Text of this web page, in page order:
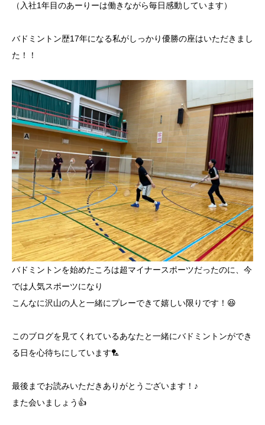
（入社1年目のあーりーは働きながら毎日感動しています）
バドミントン歴17年になる私がしっかり優勝の座はいただきまし
た！！
バドミントンを始めたころは超マイナースポーツだったのに、今
では人気スポーツになり
こんなに沢山の人と一緒にプレーできて嬉しい限りです！😆
このブログを見てくれているあなたと一緒にバドミントンができ
る日を心待ちにしています🏸
最後までお読みいただきありがとうございます！♪
また会いましょう👍